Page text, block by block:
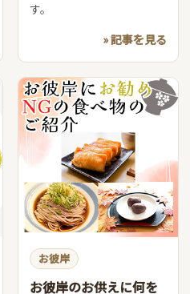
す。
» 記事を見る
お彼岸
お彼岸のお供えに何を